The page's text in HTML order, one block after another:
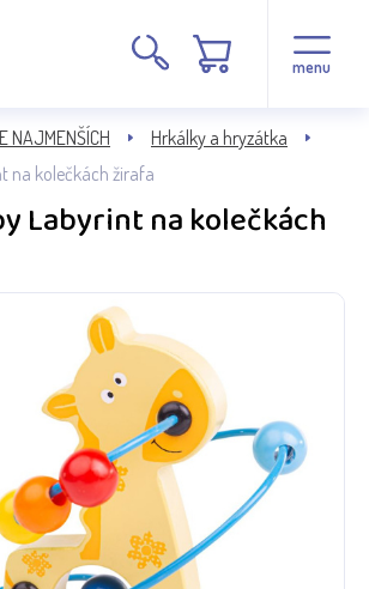
menu
NAJMENŠÍCH
Hrkálky a hryzátka
na kolečkách žirafa
Labyrint na kolečkách